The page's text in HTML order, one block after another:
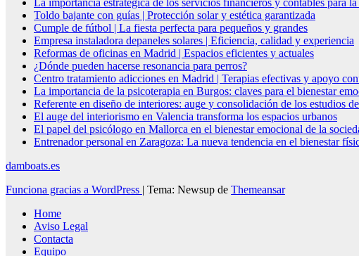
La importancia estratégica de los servicios financieros y contables para
Toldo bajante con guías | Protección solar y estética garantizada
Cumple de fútbol | La fiesta perfecta para pequeños y grandes
Empresa instaladora depaneles solares | Eficiencia, calidad y experiencia
Reformas de oficinas en Madrid | Espacios eficientes y actuales
¿Dónde pueden hacerse resonancia para perros?
Centro tratamiento adicciones en Madrid | Terapias efectivas y apoyo
La importancia de la psicoterapia en Burgos: claves para el bienestar
Referente en diseño de interiores: auge y consolidación de los estudios
El auge del interiorismo en Valencia transforma los espacios urbanos
El papel del psicólogo en Mallorca en el bienestar emocional de la
Entrenador personal en Zaragoza: La nueva tendencia en el bienestar
damboats.es
Funciona gracias a WordPress | Tema: Newsup de Themeansar
Home
Aviso Legal
Contacta
Equipo